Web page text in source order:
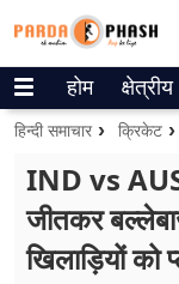
Trending on
वेब स्टोरीज
उत्तर प्रदेश
होम क्षेत्रीय
हिन्दी समाचार क्रिकेट
IND vs
जीतकर
खिलाड़ियों